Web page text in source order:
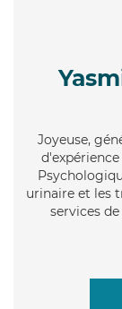
Joyeuse,
urinaire et les
services